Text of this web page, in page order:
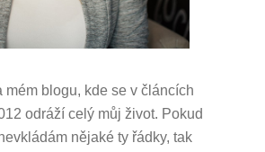
mém blogu, kde se v článcích
odráží celý můj život. Pokud
nějaké ty řádky, tak